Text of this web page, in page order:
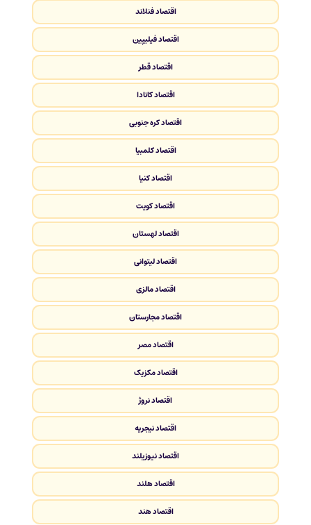
اقتصاد فنلاند
اقتصاد فیلیپین
اقتصاد قطر
اقتصاد کانادا
اقتصاد کره جنوبی
اقتصاد کلمبیا
اقتصاد کنیا
اقتصاد کویت
اقتصاد لهستان
اقتصاد لیتوانی
اقتصاد مالزی
اقتصاد مجارستان
اقتصاد مصر
اقتصاد مکزیک
اقتصاد نروژ
اقتصاد نیجریه
اقتصاد نیوزیلند
اقتصاد هلند
اقتصاد هند